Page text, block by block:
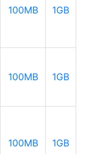
100MB 1GB
100MB 1GB
100MB 1GB